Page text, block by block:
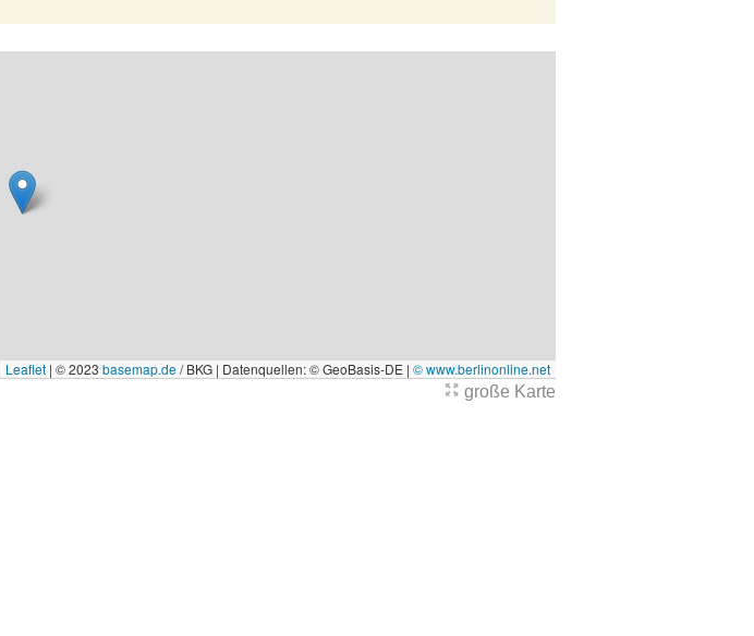
Leaflet | © 2023 basemap.de/ BKG | Datenquellen: © GeoBasis-DE | © www.berlinonline.net
große Karte